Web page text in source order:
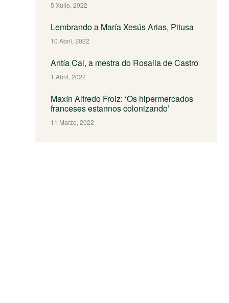
5 Xullo, 2022
Lembrando a María Xesús Arias, Pitusa
10 Abril, 2022
Antía Cal, a mestra do Rosalia de Castro
1 Abril, 2022
Maxín Alfredo Froiz: ‘Os hipermercados
franceses estannos colonizando’
11 Marzo, 2022